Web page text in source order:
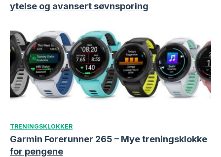
ytelse og avansert søvnsporing
TRENINGSKLOKKER
Garmin Forerunner 265 – Mye treningsklokke
for pengene